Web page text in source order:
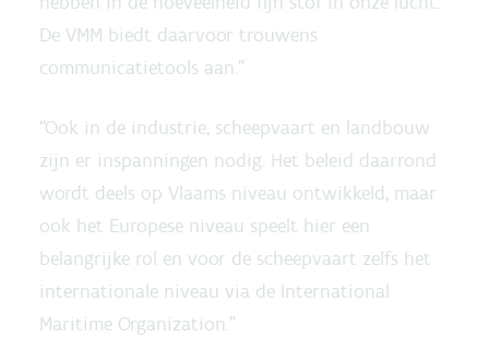
De VMM biedt daarvoor trouwens
communicatietools aan.”
“Ook in de industrie, scheepvaart en landbouw
zijn er inspanningen nodig. Het beleid daarrond
wordt deels op Vlaams niveau ontwikkeld, maar
ook het Europese niveau speelt hier een
belangrijke rol en voor de scheepvaart zelfs het
internationale niveau via de International
Maritime Organization.”